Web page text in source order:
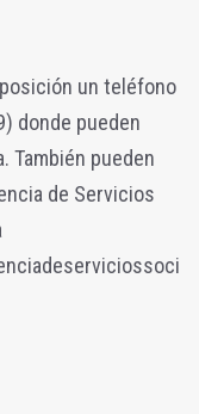
un teléfono
donde pueden
También pueden
de Servicios